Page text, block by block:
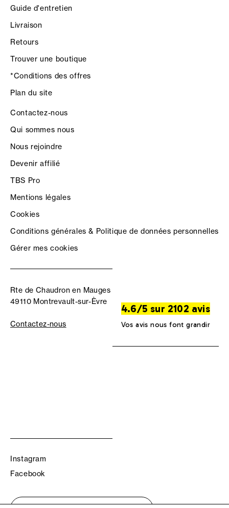
Guide d'entretien
Livraison
Retours
Trouver une boutique
*Conditions des offres
Plan du site
Contactez-nous
Qui sommes nous
Nous rejoindre
Devenir affilié
TBS Pro
Mentions légales
Cookies
Conditions générales & Politique de données personnelles
Gérer mes cookies
Rte de Chaudron en Mauges
49110 Montrevault-sur-Èvre
Contactez-nous
4.6/5 sur 2102 avis
Vos avis nous font grandir
Instagram
Facebook